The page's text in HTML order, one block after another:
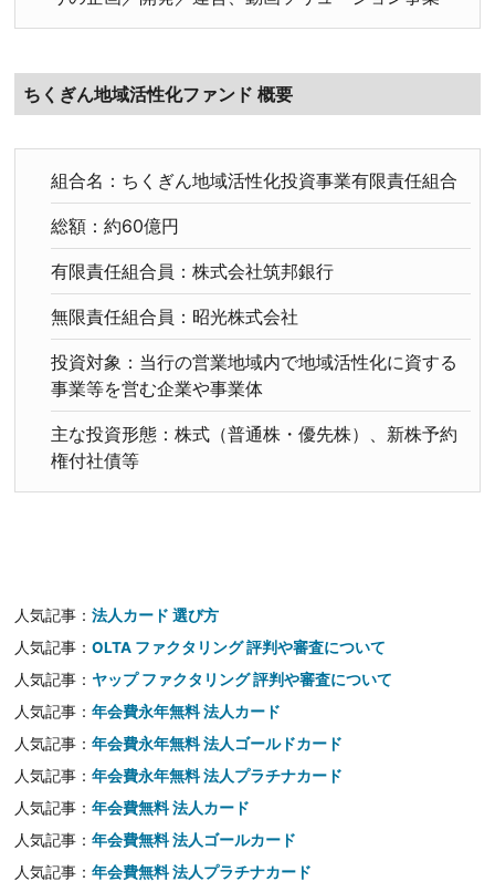
ちくぎん地域活性化ファンド 概要
組合名：ちくぎん地域活性化投資事業有限責任組合
総額：約60億円
有限責任組合員：株式会社筑邦銀行
無限責任組合員：昭光株式会社
投資対象：当行の営業地域内で地域活性化に資する
事業等を営む企業や事業体
主な投資形態：株式（普通株・優先株）、新株予約
権付社債等
人気記事：法人カード 選び方
人気記事：OLTA ファクタリング 評判や審査について
人気記事： ヤップ ファクタリング 評判や審査について
人気記事：年会費永年無料 法人カード
人気記事：年会費永年無料 法人ゴールドカード
人気記事：年会費永年無料 法人プラチナカード
人気記事：年会費無料 法人カード
人気記事：年会費無料 法人ゴールカード
人気記事：年会費無料 法人プラチナカード